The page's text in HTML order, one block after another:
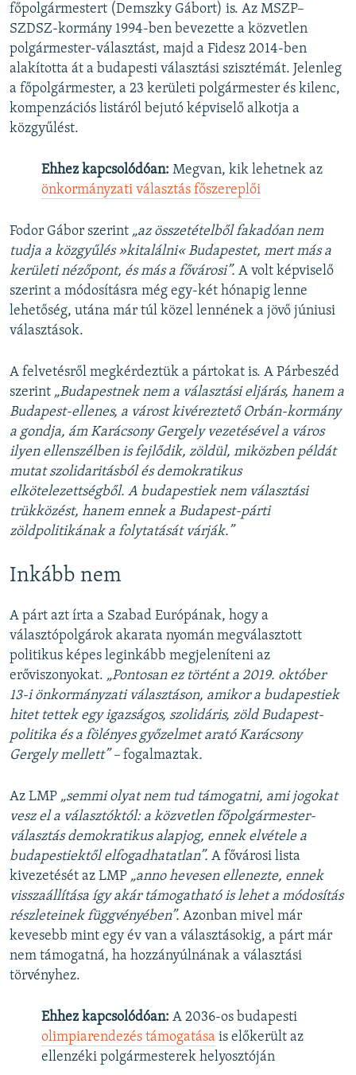
főpolgármestert (Demszky Gábort) is. Az MSZP–
SZDSZ-kormány 1994-ben bevezette a közvetlen
polgármester-választást, majd a Fidesz 2014-ben
alakította át a budapesti választási szisztémát. Jelenleg
a főpolgármester, a 23 kerületi polgármester és kilenc,
kompenzációs listáról bejutó képviselő alkotja a
közgyűlést.
Ehhez kapcsolódóan: Megvan, kik lehetnek az
önkormányzati választás főszereplői
Fodor Gábor szerint „az összetételből fakadóan nem
tudja a közgyűlés »kitalálni« Budapestet, mert más a
kerületi nézőpont, és más a fővárosi”. A volt képviselő
szerint a módosításra még egy-két hónapig lenne
lehetőség, utána már túl közel lennének a jövő júniusi
választások.
A felvetésről megkérdeztük a pártokat is. A Párbeszéd
szerint „Budapestnek nem a választási eljárás, hanem a
Budapest-ellenes, a várost kivéreztető Orbán-kormány
a gondja, ám Karácsony Gergely vezetésével a város
ilyen ellenszélben is fejlődik, zöldül, miközben példát
mutat szolidaritásból és demokratikus
elkötelezettségből. A budapestiek nem választási
trükközést, hanem ennek a Budapest-párti
zöldpolitikának a folytatását várják.”
Inkább nem
A párt azt írta a Szabad Európának, hogy a
választópolgárok akarata nyomán megválasztott
politikus képes leginkább megjeleníteni az
erőviszonyokat. „Pontosan ez történt a 2019. október
13-i önkormányzati választáson, amikor a budapestiek
hitet tettek egy igazságos, szolidáris, zöld Budapest-
politika és a fölényes győzelmet arató Karácsony
Gergely mellett” – fogalmaztak.
Az LMP „semmi olyat nem tud támogatni, ami jogokat
vesz el a választóktól: a közvetlen főpolgármester-
választás demokratikus alapjog, ennek elvétele a
budapestiektől elfogadhatatlan”. A fővárosi lista
kivezetését az LMP „anno hevesen ellenezte, ennek
visszaállítása így akár támogatható is lehet a módosítás
részleteinek függvényében”. Azonban mivel már
kevesebb mint egy év van a választásokig, a párt már
nem támogatná, ha hozzányúlnának a választási
törvényhez.
Ehhez kapcsolódóan: A 2036-os budapesti
olimpiarendezés támogatása is előkerült az
ellenzéki polgármesterek helyosztóján